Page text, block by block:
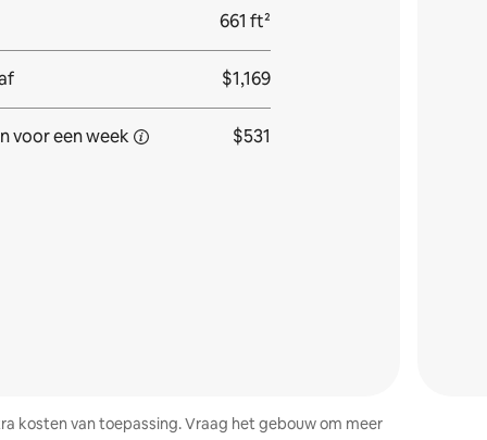
661 ft²
$1,169
vooreen week $531
kosten van toepassing. Vraag het gebouw om meer